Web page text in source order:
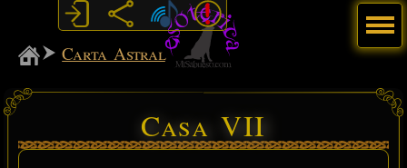
MiSabueso
Carta Astral
Casa VII
Menú